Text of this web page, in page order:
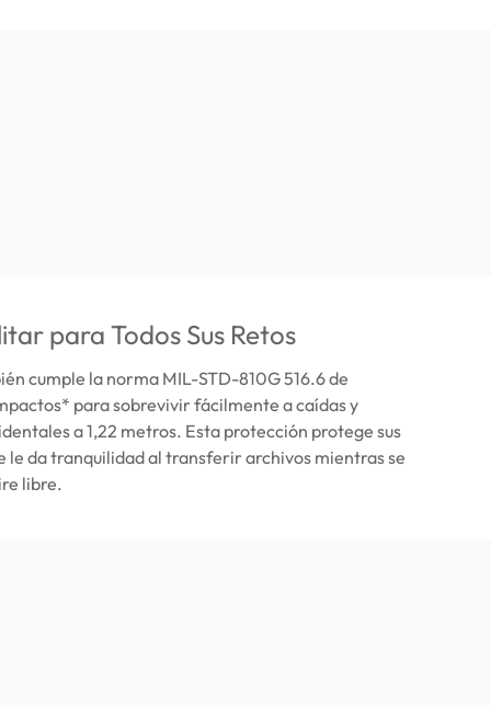
para Todos Sus Retos
cumple la norma MIL-STD-810G 516.6 de
para sobrevivir fácilmente a caídas y
a 1,22 metros. Esta protección protege sus
le da tranquilidad al transferir archivos mientras se
libre.